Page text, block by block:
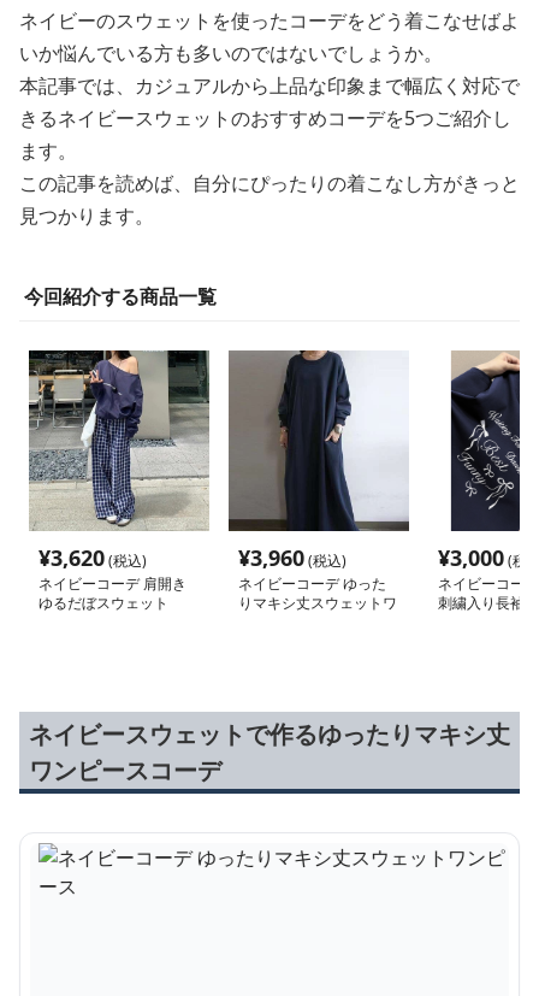
ネイビーのスウェットを使ったコーデをどう着こなせばよ
いか悩んでいる方も多いのではないでしょうか。
本記事では、カジュアルから上品な印象まで幅広く対応で
きるネイビースウェットのおすすめコーデを5つご紹介し
ます。
この記事を読めば、自分にぴったりの着こなし方がきっと
見つかります。
今回紹介する商品一覧
¥3,620(税込)
ネイビーコーデ 肩開き
ゆるだぼスウェット
¥3,960(税込)
ネイビーコーデ ゆった
りマキシ丈スウェットワ
¥3,000(税
ネイビーコー
刺繍入り長袖
ネイビースウェットで作るゆったりマキシ丈
ワンピースコーデ